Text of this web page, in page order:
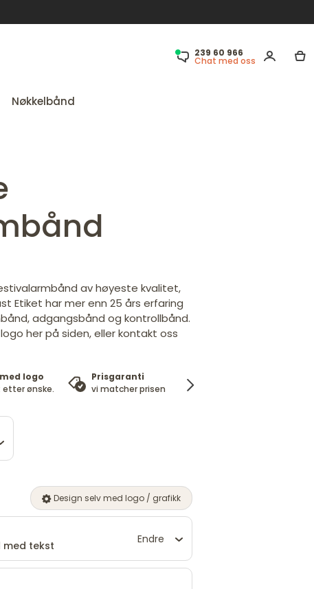
239 60 966
Chat med oss
Nøkkelbånd
av høyeste kvalitet,
Etiket har mer enn 25 års erfaring
adgangsbånd og kontrollbånd.
her på siden, eller kontakt oss
logo
ønske.
Prisgaranti
vi matcher prisen
Design selv med logo / grafikk
tekst
Endre